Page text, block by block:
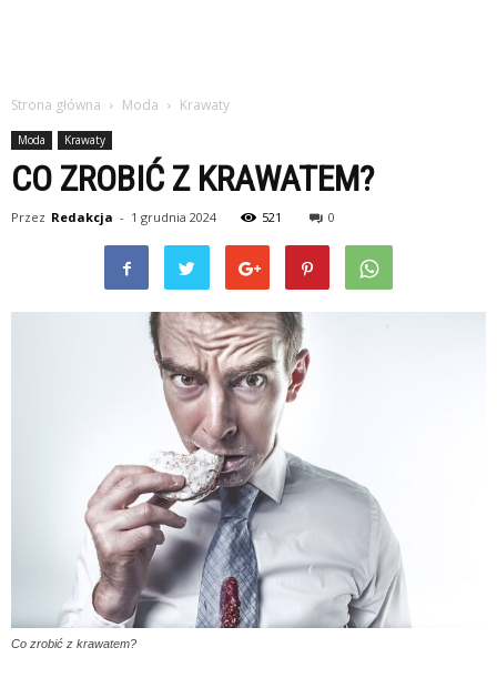
Strona główna Moda Krawaty
Moda Krawaty
CO ZROBIĆ Z KRAWATEM?
Przez Redakcja - 1 grudnia 2024 521 0
Co zrobić z krawatem?